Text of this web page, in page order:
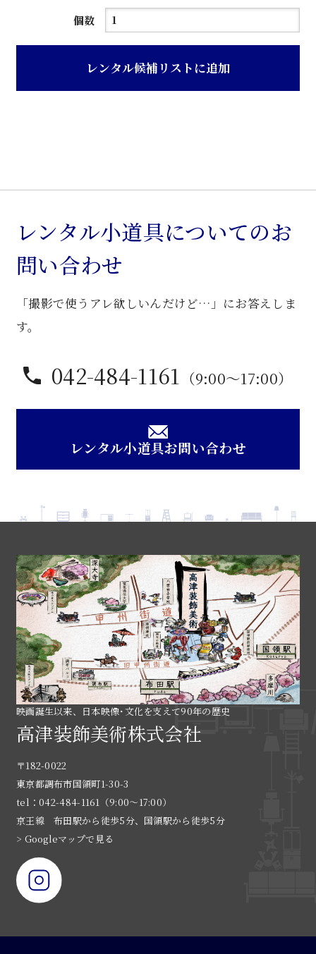
個数
ア
リ
引
き
調
台
レンタル候補リストに追加
レンタル小道具についてのお
問い合わせ
「撮影で使うアレ欲しいんだけど…」にお答えしま
す。
042-484-1161 （9:00〜17:00）
レンタル小道具お問い合わせ
映画誕生以来、日本映像･文化を支えて90年の歴史
高津装飾美術株式会社
〒182-0022
東京都調布市国領町1-30-3
tel：042-484-1161（9:00〜17:00）
京王線 布田駅から徒歩5分、国領駅から徒歩5分
> Googleマップで見る